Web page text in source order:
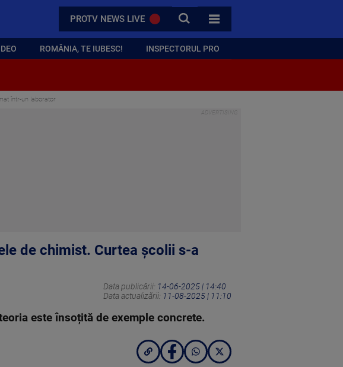
PROTV NEWS LIVE CAUTA
TOATE CATEGORIILE
ROMÂNIA, TE IUBESC! INSPECTORUL PRO
într-un laborator
de chimist. Curtea școlii s-a
Data publicării: 14-06-2025 | 14:40
Data actualizării: 11-08-2025 | 11:10
este însoțită de exemple concrete.